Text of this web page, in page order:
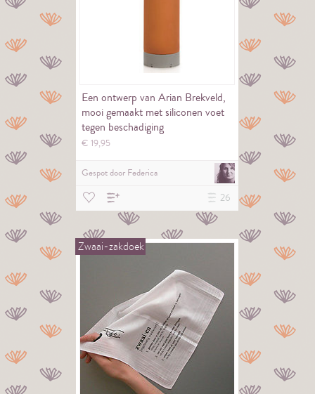
Een ontwerp van Arian Brekveld,
mooi gemaakt met siliconen voet
tegen beschadiging
€ 19,95
Gespot door Federica
26
Zwaai-zakdoek